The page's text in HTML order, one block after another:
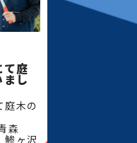
庭
し
庭木の
森
鯵ヶ沢